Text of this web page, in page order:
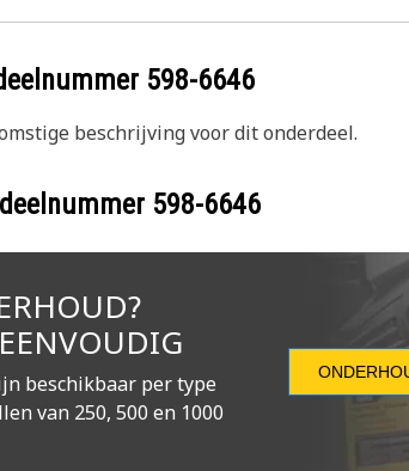
598-6646
beschrijving voor dit onderdeel.
598-6646
beschikbaar per type
van 250, 500 en 1000